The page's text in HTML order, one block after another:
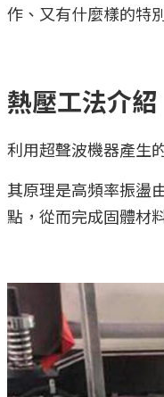
作、又有什麼樣的特
熱壓工法介紹
利用超聲波機器產生
其原理是高頻率振盪
點，從而完成固體材